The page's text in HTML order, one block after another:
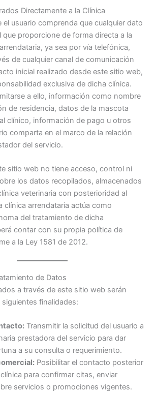
Directamente a la Clínica
el usuario comprenda que cualquier dato
que proporcione de forma directa a la
ya sea por vía telefónica,
de cualquier canal de comunicación
inicial realizado desde este sitio web,
exclusiva de dicha clínica.
a ello, información como nombre
de residencia, datos de la mascota
clínico, información de pago u otros
comparta en el marco de la relación
del servicio.
sitio web no tiene acceso, control ni
los datos recopilados, almacenados
veterinaria con posterioridad al
clínica arrendataria actúa como
del tratamiento de dicha
contar con su propia política de
a la Ley 1581 de 2012.
de Datos
a través de este sitio web serán
finalidades:
Transmitir la solicitud del usuario a
prestadora del servicio para dar
a su consulta o requerimiento.
Posibilitar el contacto posterior
para confirmar citas, enviar
servicios o promociones vigentes.